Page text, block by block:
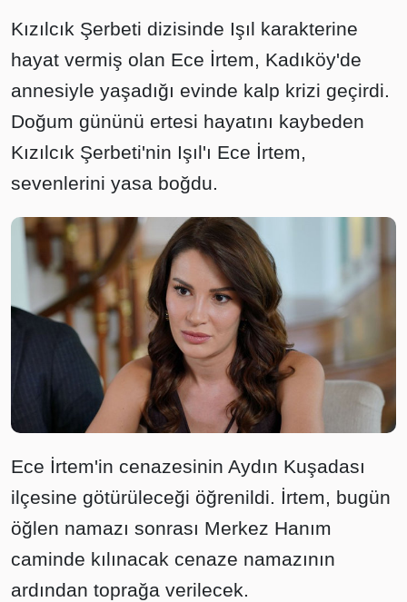
Kızılcık Şerbeti dizisinde Işıl karakterine
hayat vermiş olan Ece İrtem, Kadıköy'de
annesiyle yaşadığı evinde kalp krizi geçirdi.
Doğum gününü ertesi hayatını kaybeden
Kızılcık Şerbeti'nin Işıl'ı Ece İrtem,
sevenlerini yasa boğdu.
Ece İrtem'in cenazesinin Aydın Kuşadası
ilçesine götürüleceği öğrenildi. İrtem, bugün
öğlen namazı sonrası Merkez Hanım
caminde kılınacak cenaze namazının
ardından toprağa verilecek.